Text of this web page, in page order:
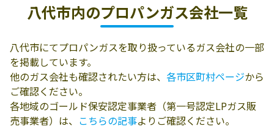
八代市内のプロパンガス会社一覧
八代市にてプロパンガスを取り扱っているガス会社の一部
を掲載しています。
他のガス会社も確認されたい方は、 各市区町村ページから
ご確認ください。
各地域のゴールド保安認定事業者（第一号認定LPガス販
売事業者）は、 こちらの記事よりご確認ください。